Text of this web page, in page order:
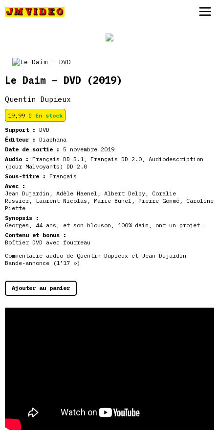
Le Daim – DVD (2019)
Quentin Dupieux
19,99 € En stock
Support : DVD
Éditeur : Diaphana
Date de sortie : 5 novembre 2019
Audio : Français DD 5.1, Français DD 2.0, Audiodescription
(pour Malvoyants) DD 2.0
Sous-titre : Français
Avec :
Jean Dujardin, Adèle Haenel, Albert Delpy, Coralie
Russier, Laurent Nicolas, Marie Bunel, Pierre Gommé, Caroline
Piette
Synopsis :
Georges, 44 ans, et son blouson, 100% daim, ont un projet…
Contenu et bonus :
Boîtier DVD avec fourreau
Commentaire audio de Quentin Dupieux et Jean Dujardin
Bande-annonce (1’17 »)
Ajouter au panier